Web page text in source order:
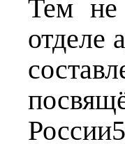
Тем не
отделе